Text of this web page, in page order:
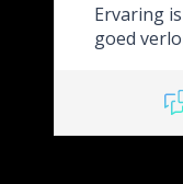
Ervaring
goed